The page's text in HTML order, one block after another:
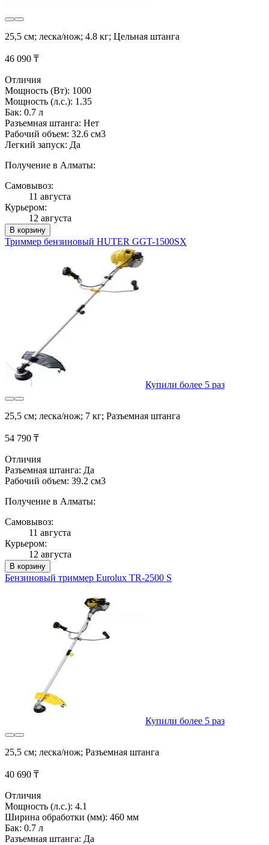
25,5 см; леска/нож; 4.8 кг; Цельная штанга
46 090 ₸
Отличия
Мощность (Вт): 1000
Мощность (л.с.): 1.35
Бак: 0.7 л
Разъемная штанга: Нет
Рабочий объем: 32.6 см3
Легкий запуск: Да
Получение в Алматы:
Самовывоз:
11 августа
Курьером:
12 августа
В корзину
Триммер бензиновый HUTER GGT-1500SX
Купили более 5 раз
25,5 см; леска/нож; 7 кг; Разъемная штанга
54 790 ₸
Отличия
Разъемная штанга: Да
Рабочий объем: 39.2 см3
Получение в Алматы:
Самовывоз:
11 августа
Курьером:
12 августа
В корзину
Бензиновый триммер Eurolux TR-2500 S
Купили более 5 раз
25,5 см; леска/нож; Разъемная штанга
40 690 ₸
Отличия
Мощность (л.с.): 4.1
Ширина обработки (мм): 460 мм
Бак: 0.7 л
Разъемная штанга: Да